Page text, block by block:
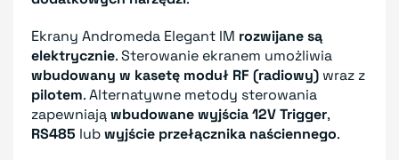
Ekrany Andromeda Elegant IM rozwijane są
elektrycznie. Sterowanie ekranem umożliwia
wbudowany w kasetę moduł RF (radiowy) wraz z
pilotem. Alternatywne metody sterowania
zapewniająwbudowane wyjścia 12V Trigger,
RS485 lubwyjście przełącznika naściennego.